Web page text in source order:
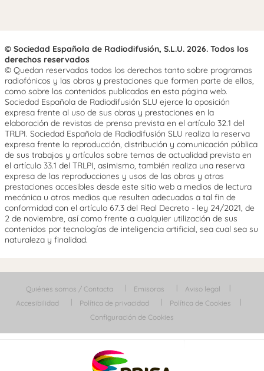
© Sociedad Española de Radiodifusión, S.L.U. 2026. Todos los
derechos reservados
© Quedan reservados todos los derechos tanto sobre programas
radiofónicos y las obras y prestaciones que formen parte de ellos,
como sobre los contenidos publicados en esta página web.
Sociedad Española de Radiodifusión SLU ejerce la oposición
expresa frente al uso de sus obras y prestaciones en la
elaboración de revistas de prensa prevista en el artículo 32.1 del
TRLPI. Sociedad Española de Radiodifusión SLU realiza la reserva
expresa frente la reproducción, distribución y comunicación pública
de sus trabajos y artículos sobre temas de actualidad prevista en
el artículo 33.1 del TRLPI, asimismo, también realiza una reserva
expresa de las reproducciones y usos de las obras y otras
prestaciones accesibles desde este sitio web a medios de lectura
mecánica u otros medios que resulten adecuados a tal fin de
conformidad con el artículo 67.3 del Real Decreto - ley 24/2021, de
2 de noviembre, así como frente a cualquier utilización de sus
contenidos por tecnologías de inteligencia artificial, sea cual sea su
naturaleza y finalidad.
Quiénes somos / Contacta Emisoras
Aviso legal
Accesibilidad
Política de privacidad
Política de Cookies
Configuración de Cookies